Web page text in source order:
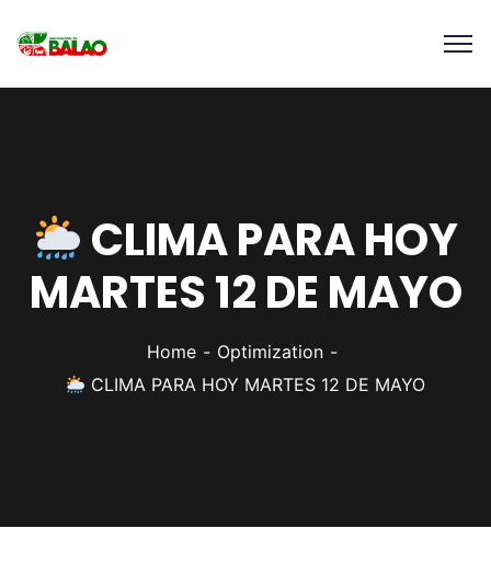
CLIMA PARA HOY
MARTES 12 DE MAYO
Home
Optimization
CLIMA PARA HOY MARTES 12 DE MAYO